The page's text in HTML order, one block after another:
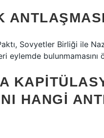
Sovyetler Birliği ile
eylemde bulunmamasını
HANGI